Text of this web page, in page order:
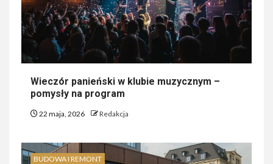
Wieczór panieński w klubie muzycznym –
pomysły na program
22 maja, 2026 Redakcja
BUDOWA I REMONT